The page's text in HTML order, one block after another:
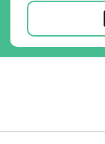
※たすカッターをご
掛かります。